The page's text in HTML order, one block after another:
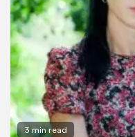
3 min read